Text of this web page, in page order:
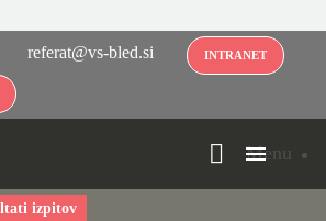
referat@vs-bled.si INTRANET
Menu
izpitov